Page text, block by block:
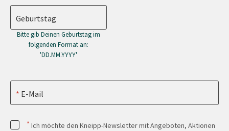
Geburtstag
Bitte gib Deinen Geburtstag im
folgenden Format an:
'DD.MM.YYYY'
E-Mail
* Ich möchte den Kneipp-Newsletter mit Angeboten, Aktionen